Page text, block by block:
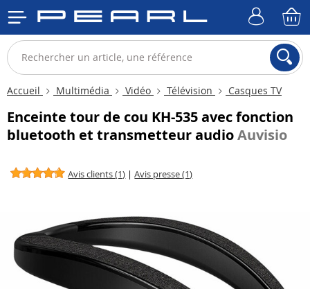
Accueil Multimédia Vidéo Télévision Casques TV
Enceinte tour de cou KH-535 avec fonction
bluetooth et transmetteur audioAuvisio
Avis clients (1) |Avis presse (1)